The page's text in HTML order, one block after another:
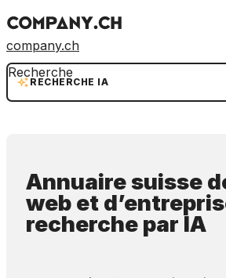
company.ch
RECHERCHE IA
Recherche
Annuaire suisse
web et
recherche par IA